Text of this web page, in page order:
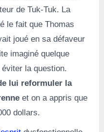
de Tuk-Tuk. La
le fait que Thomas
joué en sa défaveur
imaginé quelque
éviter la question.
lui reformuler la
et on a appris que
dollars.